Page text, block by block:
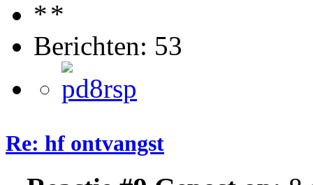
Berichten: 53
Re: hf ontvangst